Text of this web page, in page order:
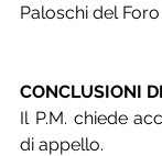
Paloschi del
CONCLUSIONI
Il P.M. chiede
di appello.